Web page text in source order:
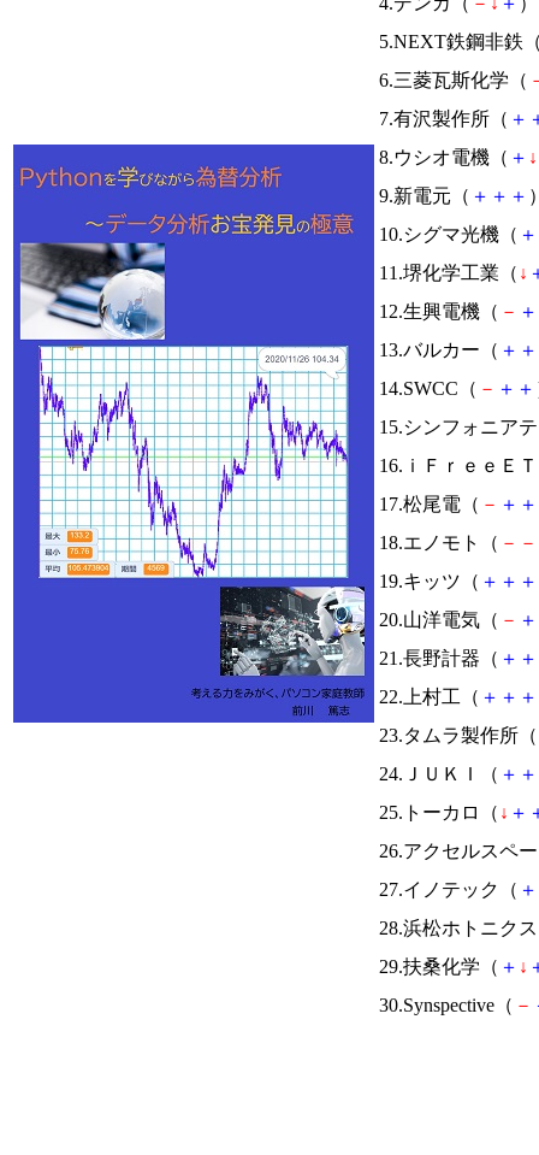
5.NEXT鉄鋼非鉄
6.三菱瓦斯化学（
7.有沢製作所（ ＋
8.ウシオ電機（ ＋ ↓
9.新電元（ ＋ ＋ ＋
10.シグマ光機（ ＋
11.堺化学工業（ ↓
12.生興電機（ － ＋
13.バルカー（ ＋ ＋
14.SWCC（ － ＋ ＋
15.シンフォニア
16.ｉＦｒｅｅＥ
17.松尾電（ － ＋ ＋
18.エノモト（ － －
19.キッツ（ ＋ ＋ ＋
20.山洋電気（ － ＋
21.長野計器（ ＋ ＋
22.上村工（ ＋ ＋ ＋
23.タムラ製作所（
24.ＪＵＫＩ（ ＋ ＋
25.トーカロ（ ↓ ＋
26.アクセルスペ
27.イノテック（ ＋
28.浜松ホトニク
29.扶桑化学（ ＋ ↓
30.Synspective（ －